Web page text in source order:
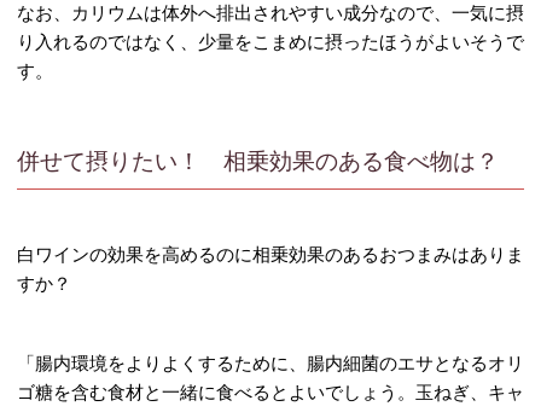
なお、カリウムは体外へ排出されやすい成分なので、一気に摂
り入れるのではなく、少量をこまめに摂ったほうがよいそうで
す。
併せて摂りたい！ 相乗効果のある食べ物は？
白ワインの効果を高めるのに相乗効果のあるおつまみはありま
すか？
「腸内環境をよりよくするために、腸内細菌のエサとなるオリ
ゴ糖を含む食材と一緒に食べるとよいでしょう。玉ねぎ、キャ